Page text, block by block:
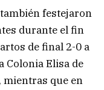
festejaron
durante el fin
de final 2-0 a
Colonia Elisa de
mientras que en